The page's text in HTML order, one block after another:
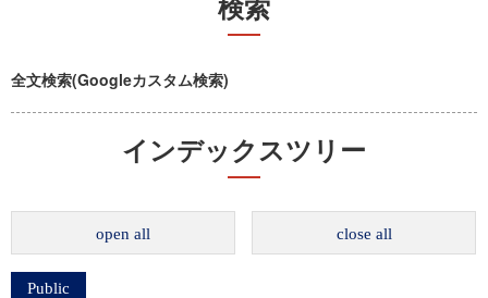
検索
全文検索(Googleカスタム検索)
インデックスツリー
open all close all
Public